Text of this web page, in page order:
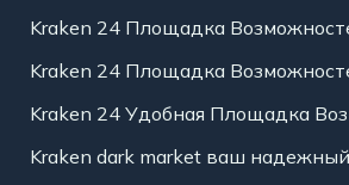
Kraken 24 Площадка
Kraken 24 Площадка
Kraken 24 Удобная Площадка
Kraken dark market ваш